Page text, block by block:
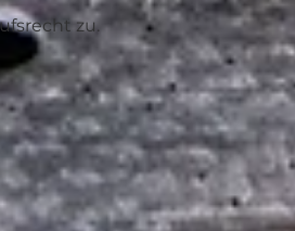
zu.